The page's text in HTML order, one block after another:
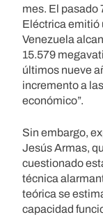
mes. El pasado
Eléctrica emitió
Venezuela
15.579
últimos nueve
incremento a
económico”.
Sin embargo,
Jesús Armas,
cuestionado
técnica
teórica se
capacidad